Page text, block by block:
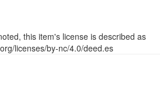
this item's license is described as
licenses/by-nc/4.0/deed.es